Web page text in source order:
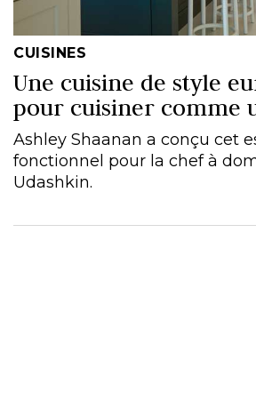
CUISINES
Une cuisine de style
pour cuisiner comme
Ashley Shaanan a conçu cet
fonctionnel pour la chef à
Udashkin.